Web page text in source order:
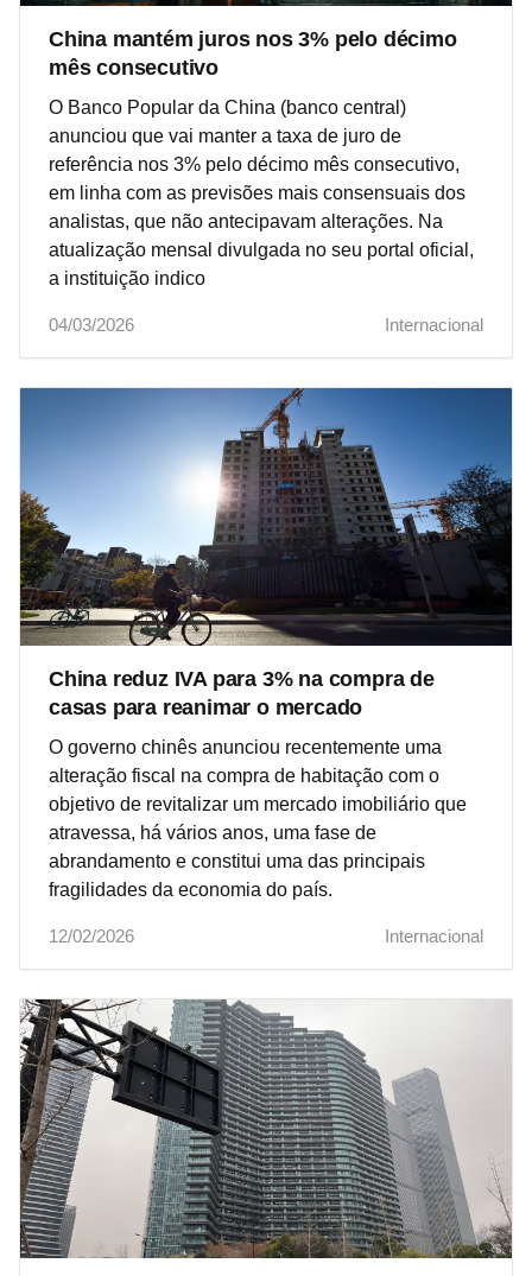
China mantém juros nos 3% pelo décimo
mês consecutivo
O Banco Popular da China (banco central)
anunciou que vai manter a taxa de juro de
referência nos 3% pelo décimo mês consecutivo,
em linha com as previsões mais consensuais dos
analistas, que não antecipavam alterações. Na
atualização mensal divulgada no seu portal oficial,
a instituição indico
04/03/2026 Internacional
China reduz IVA para 3% na compra de
casas para reanimar o mercado
O governo chinês anunciou recentemente uma
alteração fiscal na compra de habitação com o
objetivo de revitalizar um mercado imobiliário que
atravessa, há vários anos, uma fase de
abrandamento e constitui uma das principais
fragilidades da economia do país.
12/02/2026 Internacional